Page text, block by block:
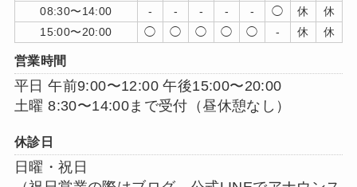
08:30〜14:00
- - - - - ◯ 休
休
15:00〜20:00
◯ ◯ ◯ ◯ ◯ - 休 休
営業時間
平日 午前9:00〜12:00 午後15:00〜20:00
土曜 8:30〜14:00まで受付（昼休憩なし）
休診日
日曜・祝日